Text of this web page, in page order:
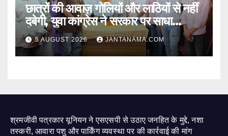
छात्रों की आवाज़ गोलियों और लाठियों से नहीं
दबेगी, युवा कांग्रेस ने सरकार पर साधा
निशाना
5 AUGUST 2026 JANTANAMA.COM
श्रमजीवी पत्रकार यूनियन ने एसएसपी से उठाए जनहित के मुद्दे, नशा
तस्करी, आवारा पशु और पार्किंग व्यवस्था पर की कार्रवाई की मांग